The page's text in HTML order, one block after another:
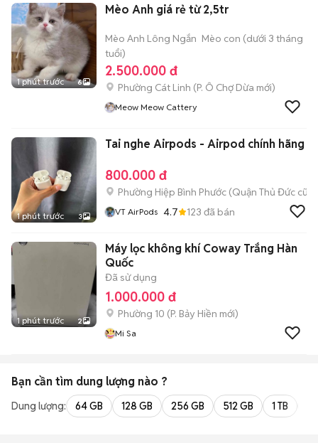
1 phút trước 6
Mèo Anh giá rẻ từ 2,5tr
Mèo Anh Lông Ngắn Mèo con (dưới 3 tháng
tuổi)
2.500.000 đ
Phường Cát Linh (P. Ô Chợ Dừa mới)
Meow Meow Cattery
1 phút trước 3
Tai nghe Airpods - Airpod chính hãng
800.000 đ
Phường Hiệp Bình Phước (Quận Thủ Đức cũ)
VT AirPods 4.7 123 đã bán
1 phút trước 2
Máy lọc không khí Coway Trắng Hàn
Quốc
Đã sử dụng
1.000.000 đ
Phường 10 (P. Bảy Hiền mới)
Mi Sa
Bạn cần tìm dung lượng nào ?
Dung lượng: 64 GB 128 GB 256 GB 512 GB 1 TB